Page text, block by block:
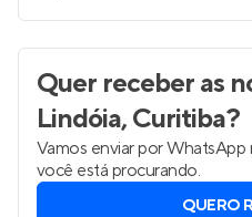
Quer receber as
Lindóia, Curitiba?
Vamos enviar por
você está procurando.
QUERO